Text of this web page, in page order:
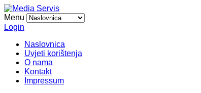
Menu
Login
Naslovnica
Uvjeti korištenja
O nama
Kontakt
Impressum